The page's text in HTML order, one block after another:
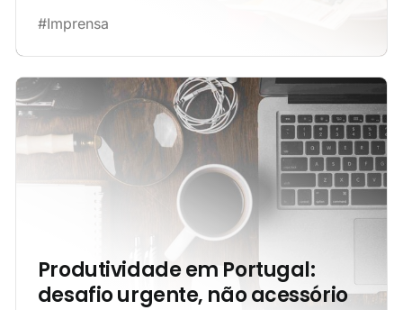
#Imprensa
Produtividade em Portugal:
desafio urgente, não acessório